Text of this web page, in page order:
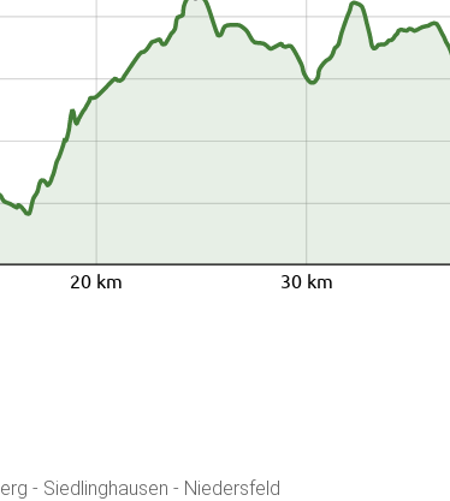
20 km 30 km
- Siedlinghausen - Niedersfeld